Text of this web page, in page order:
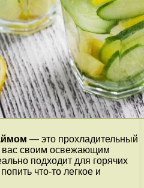
— это прохладительный
вас своим освежающим
подходит для горячих
что-то легкое и